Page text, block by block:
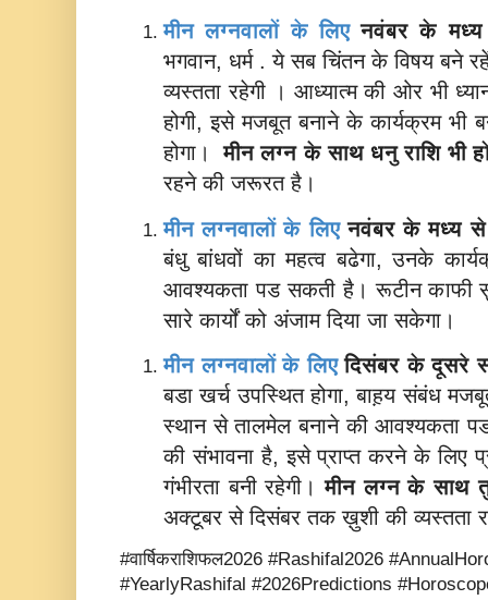
मीन लग्नवालों के लिएनवंबर के
भगवान, धर्म . ये सब चिंतन के विषय बने
व्यस्तता रहेगी । आध्यात्म की ओर भी
होगी, इसे मजबूत बनाने के कार्यक्रम भी
होगा।मीन लग्न के साथ धनु राशि भी
रहने की जरूरत है।
मीन लग्नवालों के लिएनवंबर के मध्य
बंधु बांधवों का महत्व बढेगा, उनके
आवश्यकता पड सकती है। रूटीन काफी
सारे कार्यों को अंजाम दिया जा सकेगा।
मीन लग्नवालों के लिएदिसंबर के दूसरे
बडा खर्च उपस्थित होगा, बाह़य संबंध
स्थान से तालमेल बनाने की आवश्यकता
की संभावना है, इसे प्राप्त करने के लिए
गंभीरता बनी रहेगी।मीन लग्न के साथ
अक्टूबर से दिसंबर तक ख़ुशी की व्यस्तता
#वार्षिकराशिफल2026 #Rashifal2026
#YearlyRashifal #2026Predictions